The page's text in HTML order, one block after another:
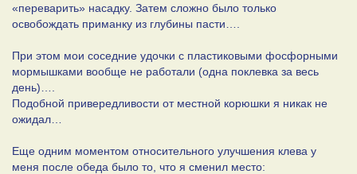
«переварить» насадку. Затем сложно было только
освобождать приманку из глубины пасти….
При этом мои соседние удочки с пластиковыми фосфорными
мормышками вообще не работали (одна поклевка за весь
день)….
Подобной привередливости от местной корюшки я никак не
ожидал…
Еще одним моментом относительного улучшения клева у
меня после обеда было то, что я сменил место: